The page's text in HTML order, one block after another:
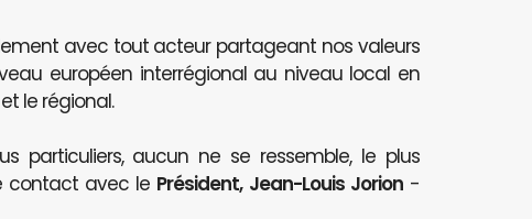
avec tout acteur partageant nos valeurs
européen interrégional au niveau local en
le régional.
particuliers, aucun ne se ressemble, le plus
contact avec le Président, Jean-Louis Jorion-